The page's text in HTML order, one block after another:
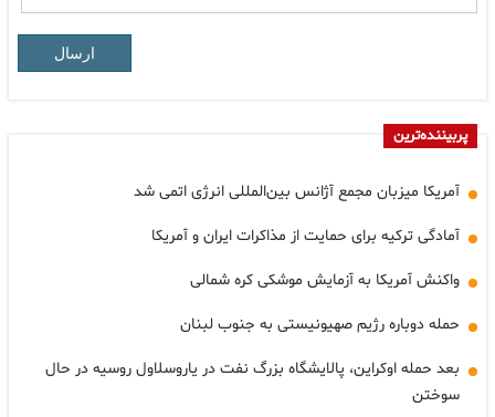
ارسال
پربیننده‌ترین
آمریکا میزبان مجمع آژانس بین‌المللی انرژی اتمی شد
آمادگی ترکیه برای حمایت از مذاکرات ایران و آمریکا
واکنش آمریکا به آزمایش موشکی کره شمالی
حمله دوباره رژیم صهیونیستی به جنوب لبنان
بعد حمله اوکراین، پالایشگاه بزرگ نفت در یاروسلاول روسیه در حال
سوختن